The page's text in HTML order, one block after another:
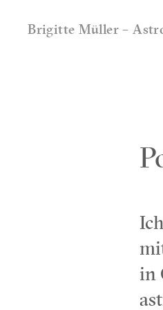
in
Brigitte Müller –